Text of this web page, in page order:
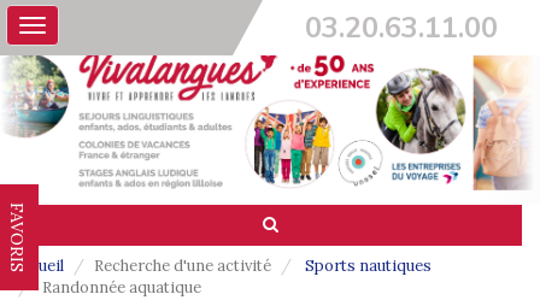
Toggle
navigation
03.20.63.11.00
FAVORIS
Accueil Recherche d'une activité
Sports nautiques
Randonnée aquatique